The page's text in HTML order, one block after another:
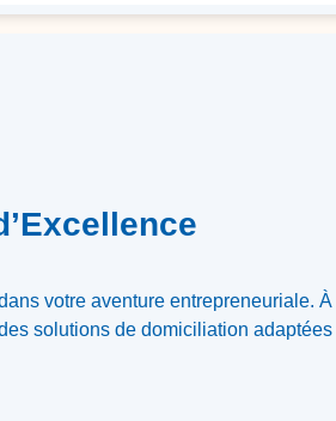
votre aventure entrepreneuriale. À
solutions de domiciliation adaptées